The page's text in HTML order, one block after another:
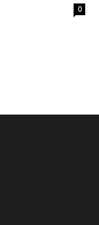
0